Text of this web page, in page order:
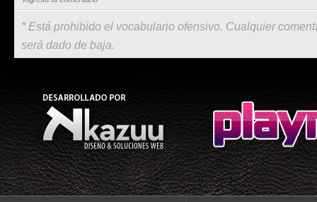
* Está prohibido el vocabulario ofensivo. Cualquier
será dado de baja.